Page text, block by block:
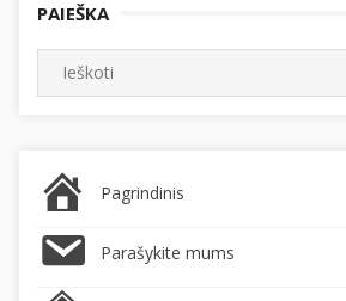
PAIEŠKA
Search
for:
Pagrindinis
Parašykite mums